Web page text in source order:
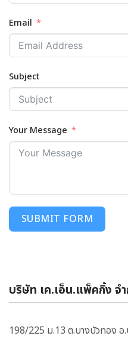
Email
Subject
Your Message
SUBMIT FORM
บริษัท เค.เอ็น.แพ็คกิ้ง จ
198/225 ม.13 ต.บางบัวทอง